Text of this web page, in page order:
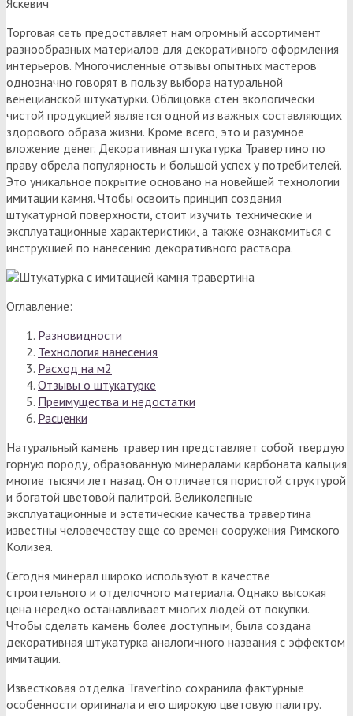
Торговая сеть предоставляет нам огромный ассортимент
разнообразных материалов для декоративного оформления
интерьеров. Многочисленные отзывы опытных мастеров
однозначно говорят в пользу выбора натуральной
венецианской штукатурки. Облицовка стен экологически
чистой продукцией является одной из важных составляющих
здорового образа жизни. Кроме всего, это и разумное
вложение денег. Декоративная штукатурка Травертино по
праву обрела популярность и большой успех у потребителей.
Это уникальное покрытие основано на новейшей технологии
имитации камня. Чтобы освоить принцип создания
штукатурной поверхности, стоит изучить технические и
эксплуатационные характеристики, а также ознакомиться с
инструкцией по нанесению декоративного раствора.
Оглавление:
Разновидности
Технология нанесения
Расход на м2
Отзывы о штукатурке
Преимущества и недостатки
Расценки
Натуральный камень травертин представляет собой твердую
горную породу, образованную минералами карбоната кальция
многие тысячи лет назад. Он отличается пористой структурой
и богатой цветовой палитрой. Великолепные
эксплуатационные и эстетические качества травертина
известны человечеству еще со времен сооружения Римского
Колизея.
Сегодня минерал широко используют в качестве
строительного и отделочного материала. Однако высокая
цена нередко останавливает многих людей от покупки.
Чтобы сделать камень более доступным, была создана
декоративная штукатурка аналогичного названия с эффектом
имитации.
Известковая отделка Travertino сохранила фактурные
особенности оригинала и его широкую цветовую палитру.